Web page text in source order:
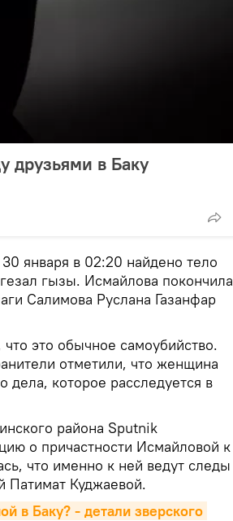
друзьями в Баку
января в 02:20 найдено тело
гызы. Исмайлова покончила
Салимова Руслана Газанфар
это обычное самоубийство.
отметили, что женщина
дела, которое расследуется в
района Sputnik
о причастности Исмайловой к
что именно к ней ведут следы
Патимат Куджаевой.
в Баку? - детали зверского